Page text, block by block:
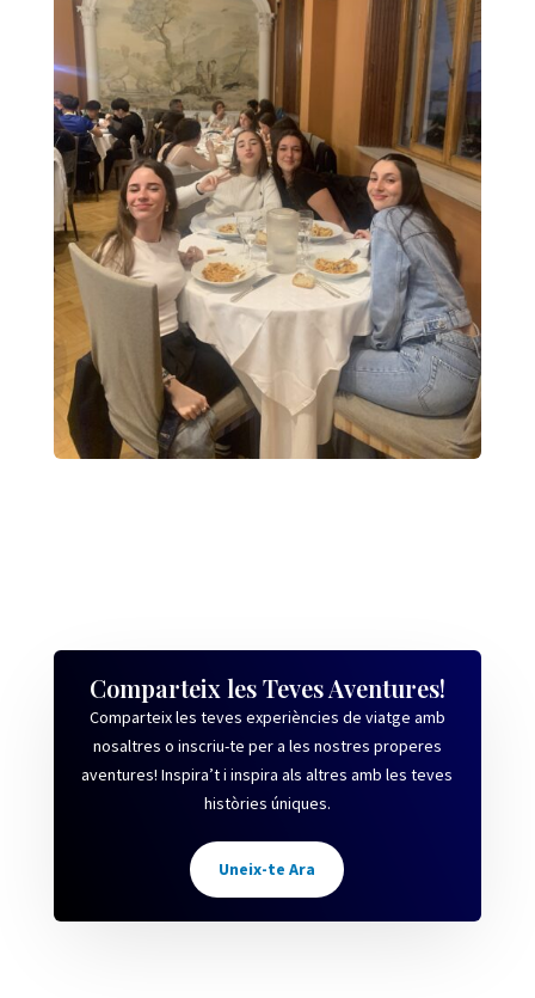
Comparteix les Teves Aventures!
Comparteix les teves experiències de viatge amb
nosaltres o inscriu-te per a les nostres properes
aventures! Inspira’t i inspira als altres amb les teves
històries úniques.
Uneix-te Ara